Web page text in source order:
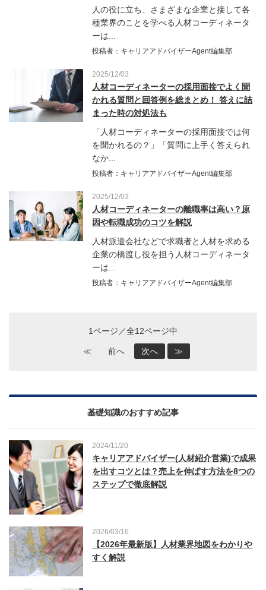
人の役に立ち、さまざまな企業と接して各
種業界のことを学べる人材コーディネータ
ーは...
投稿者：キャリアアドバイザーAgent編集部
2025/12/03
人材コーディネーターの採用面接でよく聞
かれる質問と回答例を総まとめ！ 答えに詰
まった時の対処法も
「人材コーディネーターの採用面接では何
を聞かれるの？」「質問に上手く答えられ
なか...
投稿者：キャリアアドバイザーAgent編集部
2025/12/03
人材コーディネーターの離職率は高い？原
因や転職成功のコツを解説
人材派遣会社などで求職者と人材を求める
企業の橋渡し役を担う人材コーディネータ
ーは...
投稿者：キャリアアドバイザーAgent編集部
1ページ／全12ページ中
≪ 前へ 次へ ≫
基礎知識のおすすめ記事
2024/11/20
キャリアアドバイザー(人材紹介営業)で成果
を出すコツとは？売上を伸ばす方法を8つの
ステップで徹底解説
2026/03/16
【2026年最新版】人材業界地図をわかりや
すく解説